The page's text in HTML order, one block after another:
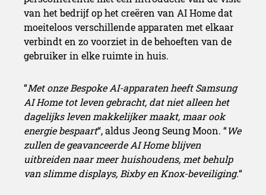
van het bedrijf op het creëren van AI Home dat
moeiteloos verschillende apparaten met elkaar
verbindt en zo voorziet in de behoeften van de
gebruiker in elke ruimte in huis.
“Met onze Bespoke AI-apparaten heeft Samsung
AI Home tot leven gebracht, dat niet alleen het
dagelijks leven makkelijker maakt, maar ook
energie bespaart“, aldus Jeong Seung Moon. “We
zullen de geavanceerde AI Home blijven
uitbreiden naar meer huishoudens, met behulp
van slimme displays, Bixby en Knox-beveiliging.“